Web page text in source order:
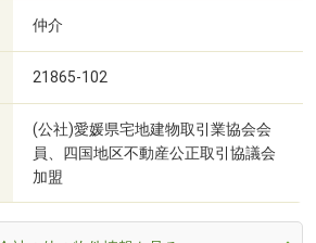
仲介
21865-102
(公社)愛媛県宅地建物取引業協会会
員、四国地区不動産公正取引協議会
加盟